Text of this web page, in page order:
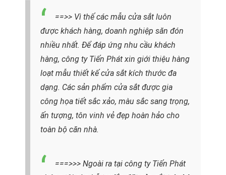
==>> Vì thế các mẫu cửa sắt luôn
được khách hàng, doanh nghiệp săn đón
nhiều nhất. Để đáp ứng nhu cầu khách
hàng, công ty Tiến Phát xin giới thiệu hàng
loạt mẫu thiết kế cửa sắt kích thước đa
dạng. Các sản phẩm cửa sắt được gia
công họa tiết sắc xảo, màu sắc sang trọng,
ấn tượng, tôn vinh vẻ đẹp hoàn hảo cho
toàn bộ căn nhà.
===>>> Ngoài ra tại công ty Tiến Phát